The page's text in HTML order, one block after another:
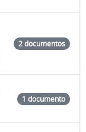
2 documentos
1 documento